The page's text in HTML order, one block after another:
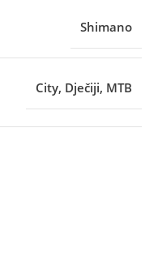
Shimano
City, Dječiji, MTB